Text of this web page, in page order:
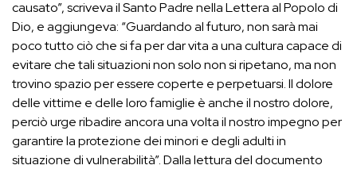
causato”, scriveva il Santo Padre nella Lettera al Popolo di
Dio, e aggiungeva: “Guardando al futuro, non sarà mai
poco tutto ciò che si fa per dar vita a una cultura capace di
evitare che tali situazioni non solo non si ripetano, ma non
trovino spazio per essere coperte e perpetuarsi. Il dolore
delle vittime e delle loro famiglie è anche il nostro dolore,
perciò urge ribadire ancora una volta il nostro impegno per
garantire la protezione dei minori e degli adulti in
situazione di vulnerabilità”. Dalla lettura del documento